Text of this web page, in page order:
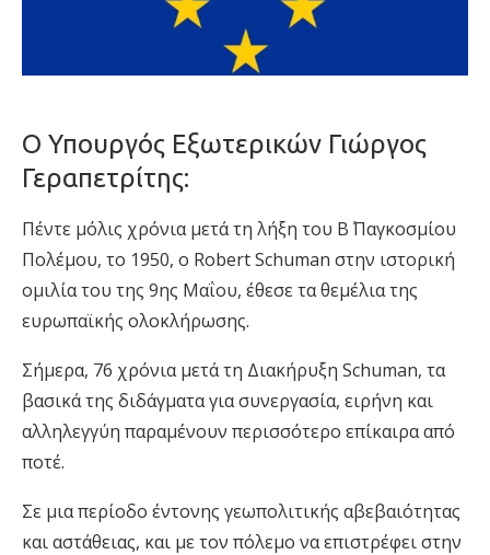
Ο Υπουργός Εξωτερικών Γιώργος
Γεραπετρίτης:
Πέντε μόλις χρόνια μετά τη λήξη του Β΄ Παγκοσμίου
Πολέμου, το 1950, ο Robert Schuman στην ιστορική
ομιλία του της 9ης Μαΐου, έθεσε τα θεμέλια της
ευρωπαϊκής ολοκλήρωσης.
Σήμερα, 76 χρόνια μετά τη Διακήρυξη Schuman, τα
βασικά της διδάγματα για συνεργασία, ειρήνη και
αλληλεγγύη παραμένουν περισσότερο επίκαιρα από
ποτέ.
Σε μια περίοδο έντονης γεωπολιτικής αβεβαιότητας
και αστάθειας, και με τον πόλεμο να επιστρέφει στην